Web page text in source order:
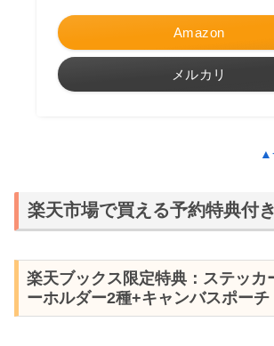
Amazon
メルカリ
▲
楽天市場で買える予約特典付
楽天ブックス限定特典：ステッカ
ーホルダー2種+キャンバスポーチ